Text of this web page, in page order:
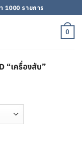
1000 รายการ
0
“เครื่องสับ”